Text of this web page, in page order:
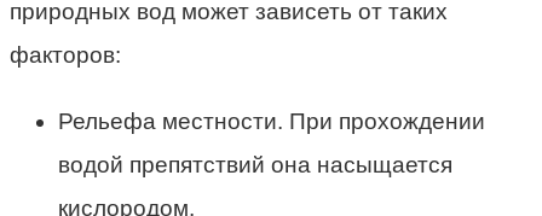
природных вод может зависеть от таких
факторов:
Рельефа местности. При прохождении
водой препятствий она насыщается
кислородом.